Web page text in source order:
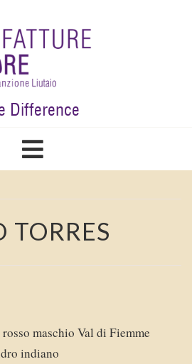
al
contenuto
Difference
TORRES
maschio Val di Fiemme
indiano